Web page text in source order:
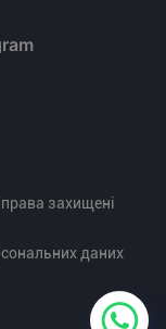
захищені
даних